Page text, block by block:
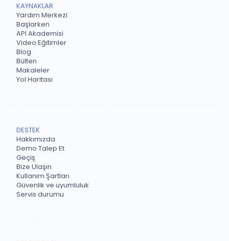
KAYNAKLAR
Yardım Merkezi
Başlarken
API Akademisi
Video Eğitimler
Blog
Bülten
Makaleler
Yol Haritası
DESTEK
Hakkımızda
Demo Talep Et
Geçiş
Bize Ulaşın
Kullanım Şartları
Güvenlik ve uyumluluk
Servis durumu